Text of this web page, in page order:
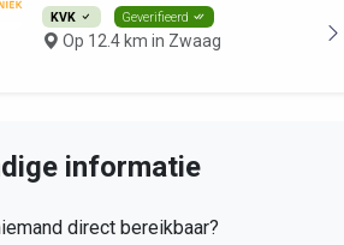
KVK Geverifieerd
Op 12.4 km in Zwaag
informatie
direct bereikbaar?